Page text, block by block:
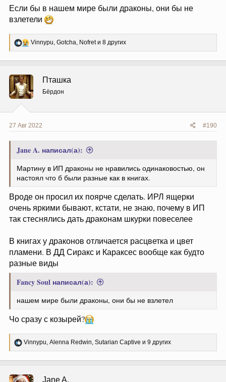
Если бы в нашем мире были драконы, они бы не
взлетели
Р
е
ц
и
:
Vinnypu, Gotcha, Nofretи 8 других
Пташка
Бёрдон
27 Авг 2022 #190
Jane A. написал(а):
Мартину в ИП драконы не нравились одинаковостью, он
настоял что б были разные как в книгах.
Вроде он просил их поярче сделать. ИРЛ ящерки
очень яркими бывают, кстати, не знаю, почему в ИП
так стеснялись дать драконам шкурки повеселее
В книгах у драконов отличается расцветка и цвет
пламени. В ДД Сиракс и Караксес вообще как будто
разные виды
Fancy Soul написал(а):
нашем мире были драконы, они бы не взлетел
Чо сразу с козырей?
Р
е
ц
Vinnypu, Alenna Redwin, Sutarian Captive и 9 других
Jane A.